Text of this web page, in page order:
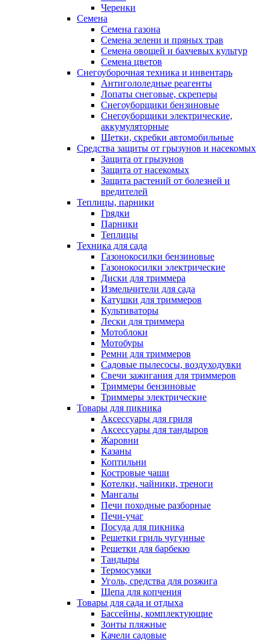
Черенки
Семена
Семена газона
Семена зелени и пряных трав
Семена овощей и бахчевых культур
Семена цветов
Снегоуборочная техника и инвентарь
Антигололедные реагенты
Лопаты снеговые, скреперы
Снегоуборщики бензиновые
Снегоуборщики электрические,
аккумуляторные
Щетки, скребки автомобильные
Средства защиты от грызунов и насекомых
Защита от грызунов
Защита от насекомых
Защита растений от болезней и
вредителей
Теплицы, парники
Грядки
Парники
Теплицы
Техника для сада
Газонокосилки бензиновые
Газонокосилки электрические
Диски для триммера
Измельчители для сада
Катушки для триммеров
Культиваторы
Лески для триммера
Мотоблоки
Мотобуры
Ремни для триммеров
Садовые пылесосы, воздуходувки
Свечи зажигания для триммеров
Триммеры бензиновые
Триммеры электрические
Товары для пикника
Аксессуары для гриля
Аксессуары для тандыров
Жаровни
Казаны
Коптильни
Костровые чаши
Котелки, чайники, треноги
Мангалы
Печи походные разборные
Печи-учаг
Посуда для пикника
Решетки гриль чугунные
Решетки для барбекю
Тандыры
Термосумки
Уголь, средства для розжига
Щепа для копчения
Товары для сада и отдыха
Бассейны, комплектующие
Зонты пляжные
Качели садовые